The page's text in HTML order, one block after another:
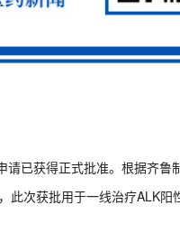
已获得正式批准。根据齐鲁
此次获批用于一线治疗ALK阳